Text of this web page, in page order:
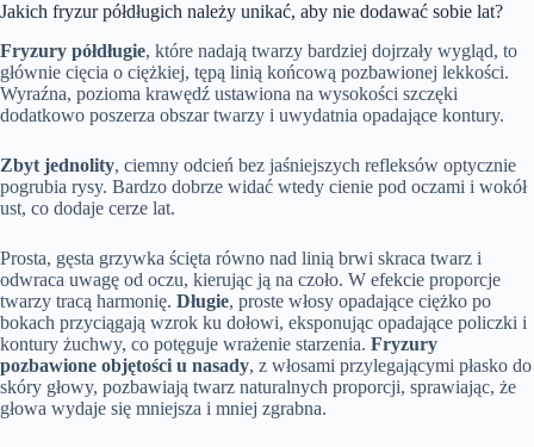
Jakich fryzur półdługich należy unikać, aby nie dodawać sobie lat?
Fryzury półdługie, które nadają twarzy bardziej dojrzały wygląd, to
głównie cięcia o ciężkiej, tępą linią końcową pozbawionej lekkości.
Wyraźna, pozioma krawędź ustawiona na wysokości szczęki
dodatkowo poszerza obszar twarzy i uwydatnia opadające kontury.
Zbyt jednolity, ciemny odcień bez jaśniejszych refleksów optycznie
pogrubia rysy. Bardzo dobrze widać wtedy cienie pod oczami i wokół
ust, co dodaje cerze lat.
Prosta, gęsta grzywka ścięta równo nad linią brwi skraca twarz i
odwraca uwagę od oczu, kierując ją na czoło. W efekcie proporcje
twarzy tracą harmonię. Długie, proste włosy opadające ciężko po
bokach przyciągają wzrok ku dołowi, eksponując opadające policzki i
kontury żuchwy, co potęguje wrażenie starzenia. Fryzury
pozbawione objętości u nasady, z włosami przylegającymi płasko do
skóry głowy, pozbawiają twarz naturalnych proporcji, sprawiając, że
głowa wydaje się mniejsza i mniej zgrabna.